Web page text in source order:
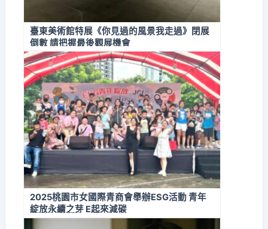
臺東美術館特展《你見過的風景我走過》閉展
倒數 請把握最後觀展機會
2025桃園市女國際青商會舉辦ESG活動 青年
綻放永續之芽 E起來減碳